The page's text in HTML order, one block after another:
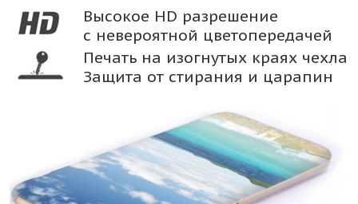
Высокое HD разрешение
с невероятной цветопередачей
Печать на изогнутых краях чехла
Защита от стирания и царапин